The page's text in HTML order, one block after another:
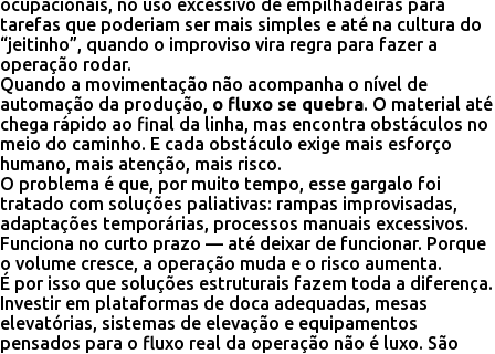
ocupacionais, no uso excessivo de empilhadeiras para
tarefas que poderiam ser mais simples e até na cultura do
“jeitinho”, quando o improviso vira regra para fazer a
operação rodar.
Quando a movimentação não acompanha o nível de
automação da produção, o fluxo se quebra. O material até
chega rápido ao final da linha, mas encontra obstáculos no
meio do caminho. E cada obstáculo exige mais esforço
humano, mais atenção, mais risco.
O problema é que, por muito tempo, esse gargalo foi
tratado com soluções paliativas: rampas improvisadas,
adaptações temporárias, processos manuais excessivos.
Funciona no curto prazo — até deixar de funcionar. Porque
o volume cresce, a operação muda e o risco aumenta.
É por isso que soluções estruturais fazem toda a diferença.
Investir em plataformas de doca adequadas, mesas
elevatórias, sistemas de elevação e equipamentos
pensados para o fluxo real da operação não é luxo. São